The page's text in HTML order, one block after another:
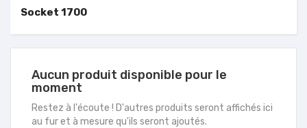
Socket 1700
Aucun produit disponible pour le
moment
Restez à l'écoute ! D'autres produits seront affichés ici
au fur et à mesure qu'ils seront ajoutés.